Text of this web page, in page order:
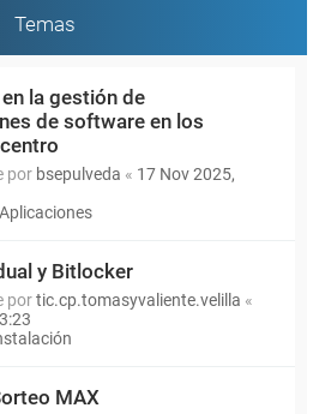
Temas
la gestión de
de software en los
por bsepulveda « 17 Nov 2025,
y Bitlocker
portic.cp.tomasyvaliente.velilla «
MAX